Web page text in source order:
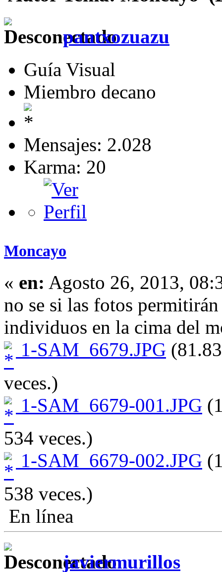
pantxozuazu
Guía Visual
Miembro decano
Mensajes: 2.028
Karma: 20
Moncayo
« en: Agosto 26, 2013,
no se si las fotos
individuos en la cima del
1-SAM_6679.JPG
veces.)
1-SAM_6679-001.JPG
534 veces.)
1-SAM_6679-002.JPG
538 veces.)
En línea
javiermurillos